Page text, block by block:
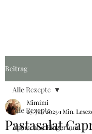
Beitrag
Alle Rezepte
Apéro und Fingerfood
Alle Rezepte
Pastasalat
Mimimi
27. Juli 20251 Min.